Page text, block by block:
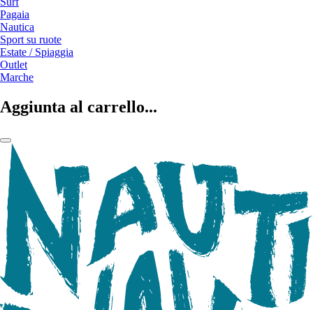
Pagaia
Nautica
Sport su ruote
Estate / Spiaggia
Outlet
Marche
Aggiunta al carrello...